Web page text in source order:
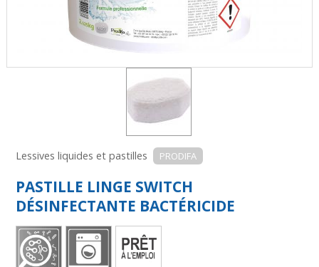
Lessives liquides et pastilles PRODIFA
PASTILLE LINGE SWITCH
DÉSINFECTANTE BACTÉRICIDE